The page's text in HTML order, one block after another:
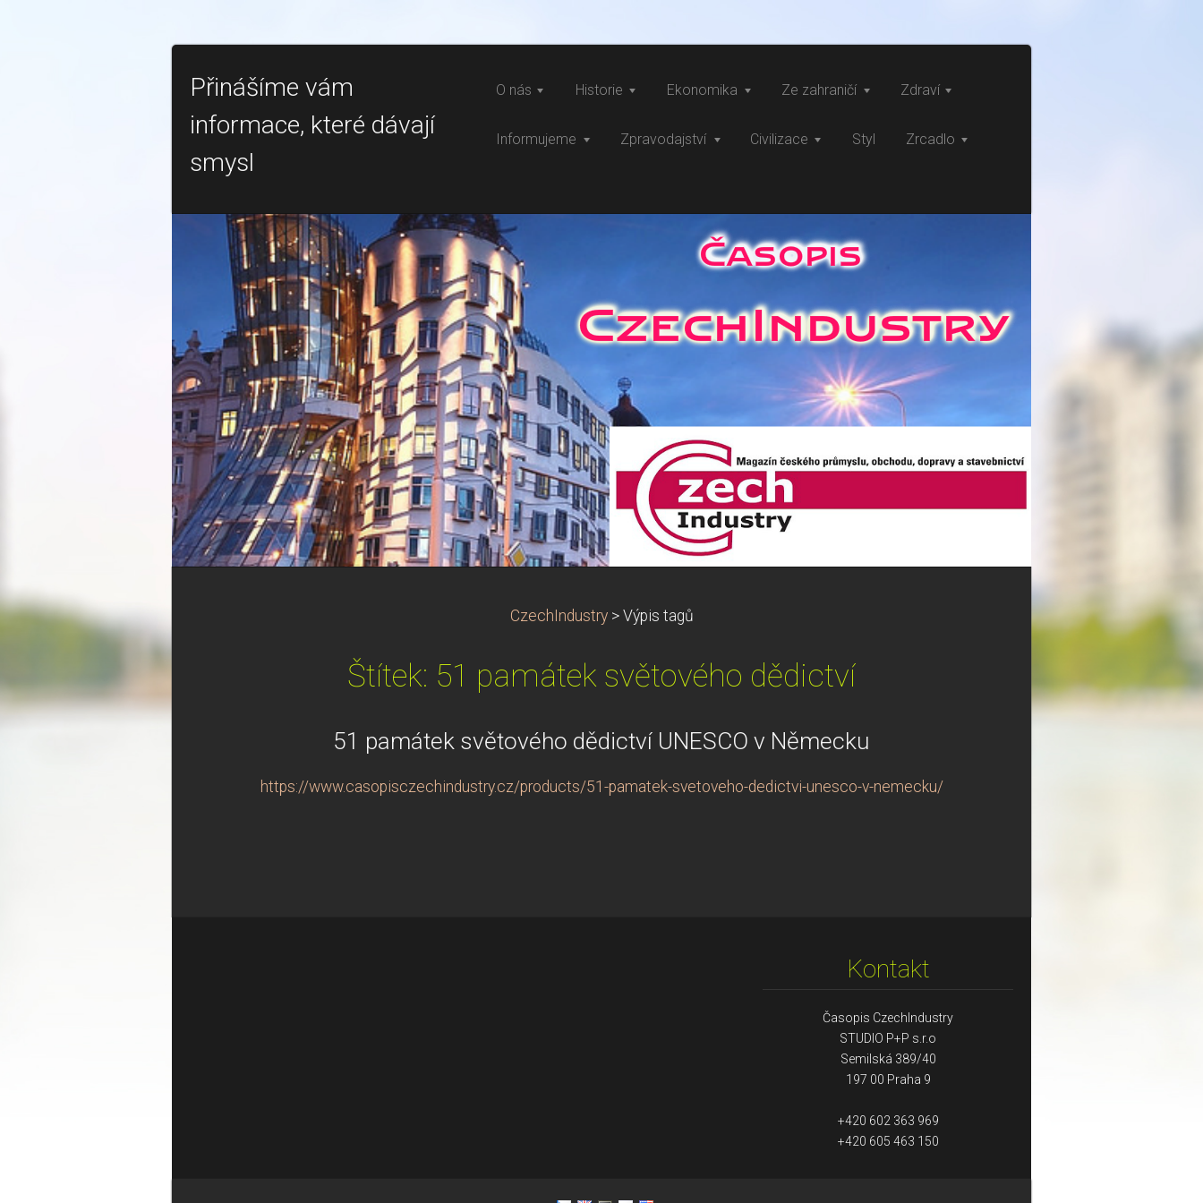
Přinášíme vám
informace, které dávají
smysl
O nás Historie Ekonomika Ze zahraničí Zdraví
Informujeme Zpravodajství Civilizace Styl Zrcadlo
CzechIndustry > Výpis tagů
Štítek: 51 památek světového dědictví
51 památek světového dědictví UNESCO v Německu
https://www.casopisczechindustry.cz/products/51-pamatek-svetoveho-dedictvi-unesco-v-nemecku/
Kontakt
Časopis CzechIndustry
STUDIO P+P s.r.o
Semilská 389/40
197 00 Praha 9
+420 602 363 969
+420 605 463 150